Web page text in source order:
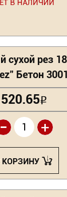
В НАЛИЧИИ
сухой рез
Бетон
520.65Р
+
КОРЗИНУ